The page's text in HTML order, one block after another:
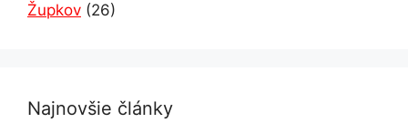
Župkov (26)
Najnovšie články